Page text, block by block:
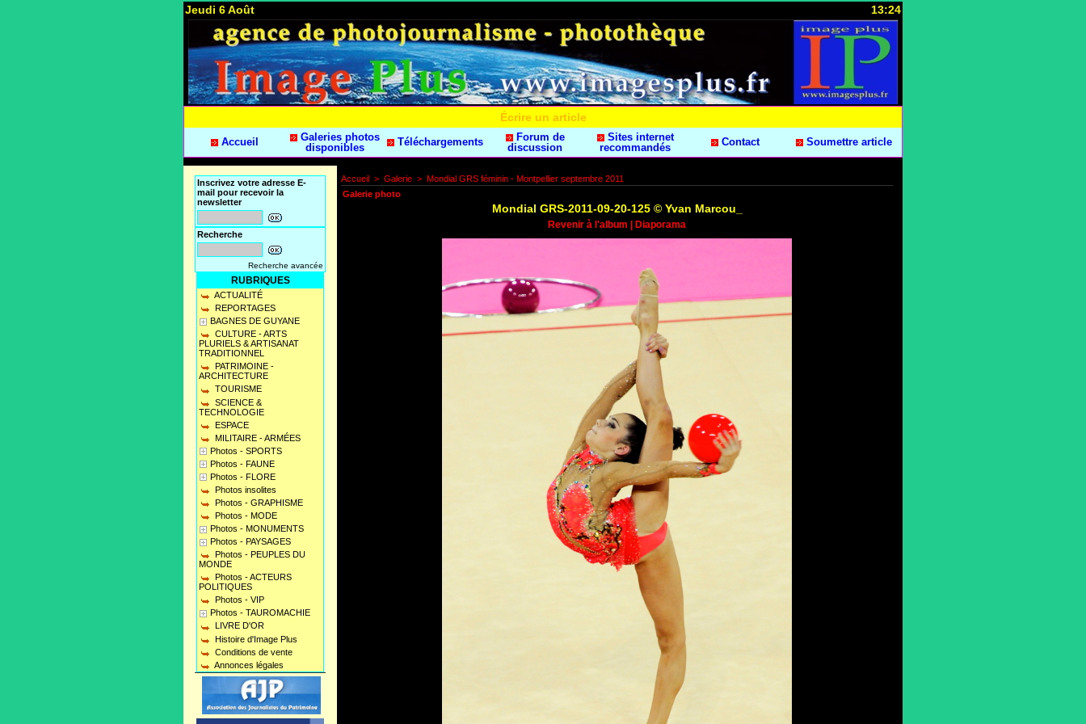
Jeudi 6 Août 13:24
Écrire un article
Accueil
Galeries photos
disponibles
Téléchargements
Forum de
discussion
Sites internet
recommandés
Contact Soumettre article
Inscrivez votre adresse E-
mail pour recevoir la
newsletter
Recherche
Recherche avancée
RUBRIQUES
ACTUALITÉ
REPORTAGES
BAGNES DE GUYANE
CULTURE - ARTS
PLURIELS & ARTISANAT
TRADITIONNEL
PATRIMOINE -
ARCHITECTURE
TOURISME
SCIENCE &
TECHNOLOGIE
ESPACE
MILITAIRE - ARMÉES
Photos - SPORTS
Photos - FAUNE
Photos - FLORE
Photos insolites
Photos - GRAPHISME
Photos - MODE
Photos - MONUMENTS
Photos - PAYSAGES
Photos - PEUPLES DU
MONDE
Photos - ACTEURS
POLITIQUES
Photos - VIP
Photos - TAUROMACHIE
LIVRE D'OR
Histoire d'Image Plus
Conditions de vente
Annonces légales
Accueil > Galerie > Mondial GRS féminin - Montpellier septembre 2011
Galerie photo
Mondial GRS-2011-09-20-125 © Yvan Marcou_
Revenir à l'album Diaporama